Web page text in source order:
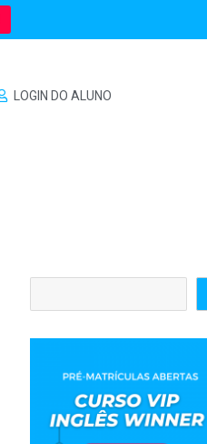
LOGIN DO ALUNO